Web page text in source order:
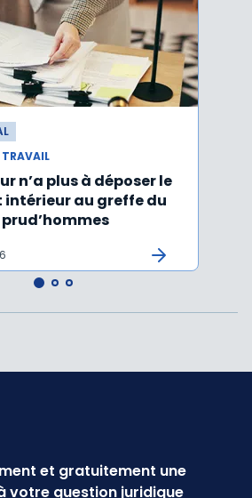
n’a plus à déposer le
intérieur au greffe du
et gratuitement une
votre question juridique